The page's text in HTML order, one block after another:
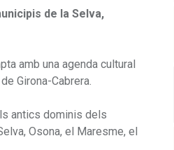
de la Selva,
amb una agenda cultural
Girona-Cabrera.
antics dominis dels
Osona, el Maresme, el